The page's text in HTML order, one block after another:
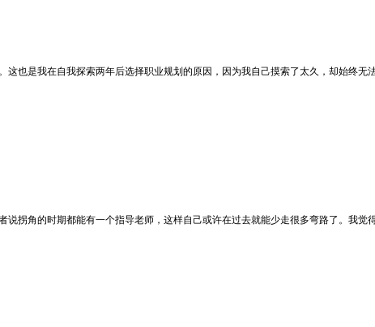
也是我在自我探索两年后选择职业规划的原因，因为我自己摸索了太久，却始终
拐角的时期都能有一个指导老师，这样自己或许在过去就能少走很多弯路了。我觉